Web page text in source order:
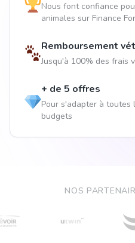
Nous font confiance
animales sur Finance
Remboursement
Jusqu'à 100% des frais
+ de 5 offres
Pour s'adapter à
budgets
NOS